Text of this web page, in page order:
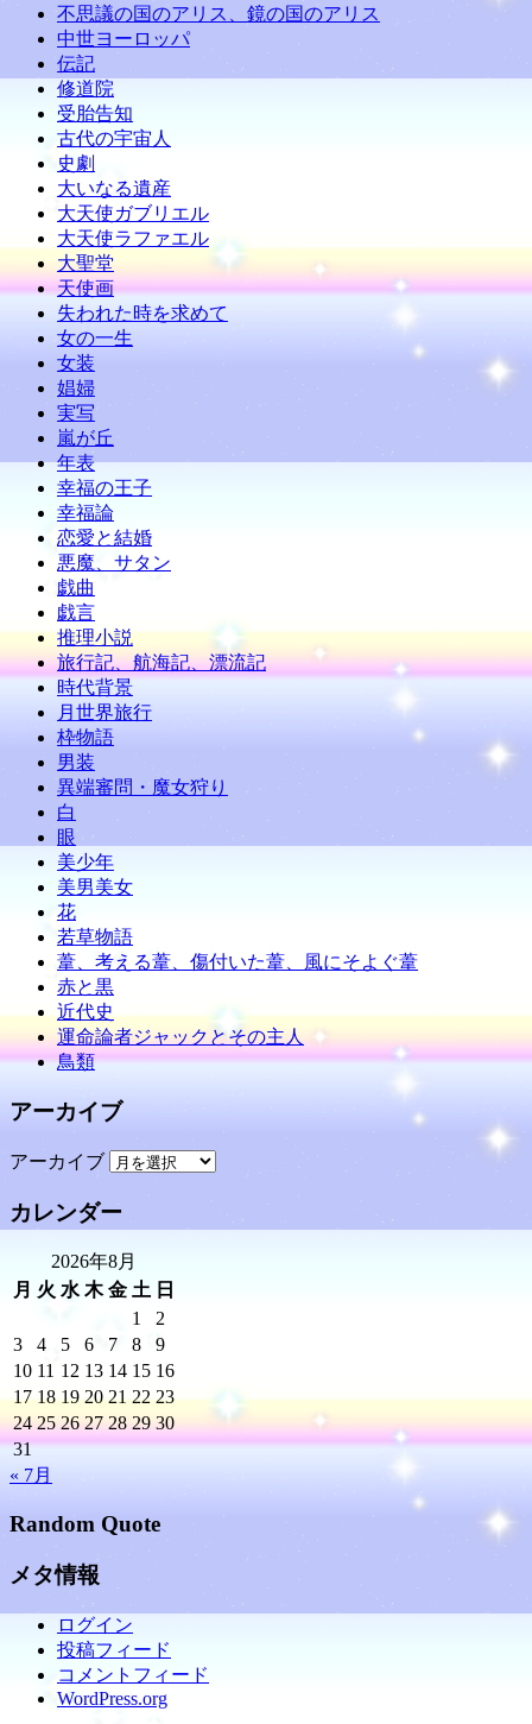
不思議の国のアリス、鏡の国のアリス
中世ヨーロッパ
伝記
修道院
受胎告知
古代の宇宙人
史劇
大いなる遺産
大天使ガブリエル
大天使ラファエル
大聖堂
天使画
失われた時を求めて
女の一生
女装
娼婦
実写
嵐が丘
年表
幸福の王子
幸福論
恋愛と結婚
悪魔、サタン
戯曲
戯言
推理小説
旅行記、航海記、漂流記
時代背景
月世界旅行
枠物語
男装
異端審問・魔女狩り
白
眼
美少年
美男美女
花
若草物語
葦、考える葦、傷付いた葦、風にそよぐ葦
赤と黒
近代史
運命論者ジャックとその主人
鳥類
アーカイブ
アーカイブ
カレンダー
2026年8月
月 火 水 木 金 土 日
1
2
3
4 5 6 7 8
9
10 11 12 13 14 15 16
17 18 19 20 21 22 23
24 25 26 27 28 29 30
31
« 7月
Random Quote
メタ情報
ログイン
投稿フィード
コメントフィード
WordPress.org